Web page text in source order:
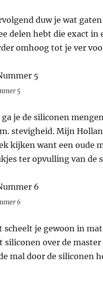
duw je wat
delen hebt die exact in
omhoog tot je ver
5
ga je de siliconen
stevigheid. Mijn
kijken want een oude
ter opvulling van de
6
scheelt je gewoon in
siliconen over de
mal door de siliconen